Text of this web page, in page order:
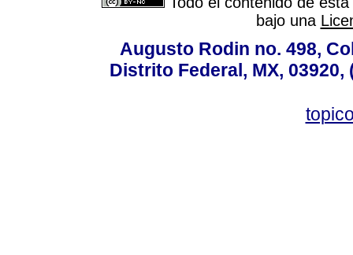
bajo una
Augusto Rodin no. 498,
Distrito Federal, MX, 03920,